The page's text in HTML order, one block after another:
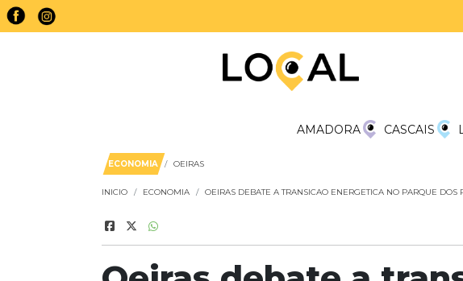
AMADORA CASCAIS
ECONOMIA OEIRAS
INICIO ECONOMIA OEIRAS DEBATE A TRANSICAO ENERGETICA NO PARQUE DOS